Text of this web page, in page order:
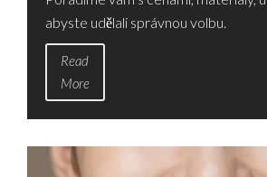
abyste udělali správnou volbu.
Read
More